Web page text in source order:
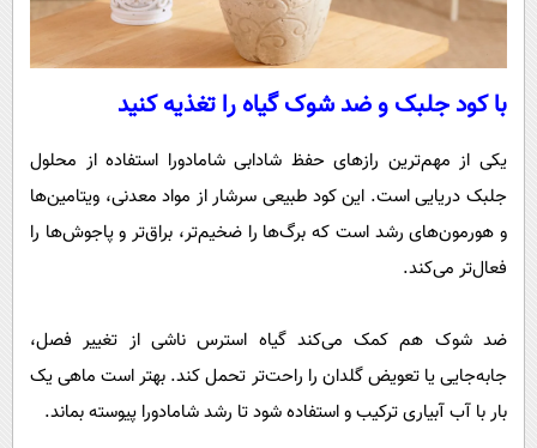
با کود جلبک و ضد شوک گیاه را تغذیه کنید
یکی از مهم‌ترین رازهای حفظ شادابی شامادورا استفاده از محلول
جلبک دریایی است. این کود طبیعی سرشار از مواد معدنی، ویتامین‌ها
و هورمون‌های رشد است که برگ‌ها را ضخیم‌تر، براق‌تر و پاجوش‌ها را
فعال‌تر می‌کند.
ضد شوک هم کمک می‌کند گیاه استرس ناشی از تغییر فصل،
جابه‌جایی یا تعویض گلدان را راحت‌تر تحمل کند. بهتر است ماهی یک
‌بار با آب آبیاری ترکیب و استفاده شود تا رشد شامادورا پیوسته بماند.